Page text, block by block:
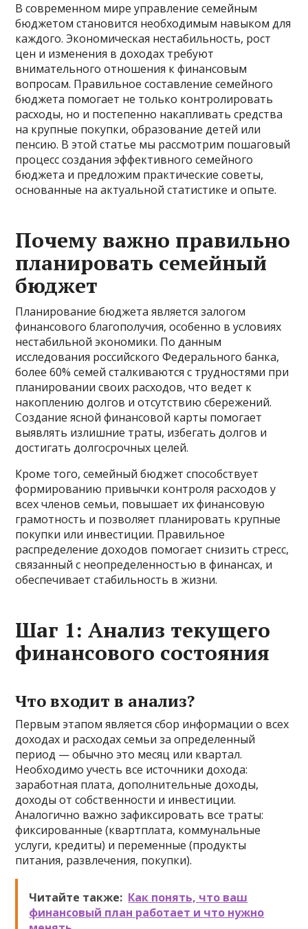
В современном мире управление семейным
бюджетом становится необходимым навыком для
каждого. Экономическая нестабильность, рост
цен и изменения в доходах требуют
внимательного отношения к финансовым
вопросам. Правильное составление семейного
бюджета помогает не только контролировать
расходы, но и постепенно накапливать средства
на крупные покупки, образование детей или
пенсию. В этой статье мы рассмотрим пошаговый
процесс создания эффективного семейного
бюджета и предложим практические советы,
основанные на актуальной статистике и опыте.
Почему важно правильно
планировать семейный
бюджет
Планирование бюджета является залогом
финансового благополучия, особенно в условиях
нестабильной экономики. По данным
исследования российского Федерального банка,
более 60% семей сталкиваются с трудностями при
планировании своих расходов, что ведет к
накоплению долгов и отсутствию сбережений.
Создание ясной финансовой карты помогает
выявлять излишние траты, избегать долгов и
достигать долгосрочных целей.
Кроме того, семейный бюджет способствует
формированию привычки контроля расходов у
всех членов семьи, повышает их финансовую
грамотность и позволяет планировать крупные
покупки или инвестиции. Правильное
распределение доходов помогает снизить стресс,
связанный с неопределенностью в финансах, и
обеспечивает стабильность в жизни.
Шаг 1: Анализ текущего
финансового состояния
Что входит в анализ?
Первым этапом является сбор информации о всех
доходах и расходах семьи за определенный
период — обычно это месяц или квартал.
Необходимо учесть все источники дохода:
заработная плата, дополнительные доходы,
доходы от собственности и инвестиции.
Аналогично важно зафиксировать все траты:
фиксированные (квартплата, коммунальные
услуги, кредиты) и переменные (продукты
питания, развлечения, покупки).
Читайте также: Как понять, что ваш
финансовый план работает и что нужно